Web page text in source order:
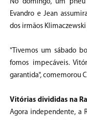
No domingo, um
Evandro e Jean
dos irmãos Klimaczewski
"Tivemos um sábado
fomos impecáveis.
garantida", comemorou
Vitórias divididas na
Agora independente, a